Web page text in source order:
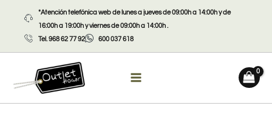
contenido
*Atención telefónica web de lunes a jueves de 09:00h a 14:00h y de
16:00h a 19:00h y viernes de 09:00h a 14:00h .
Tel. 968 62 77 92
600 037 618